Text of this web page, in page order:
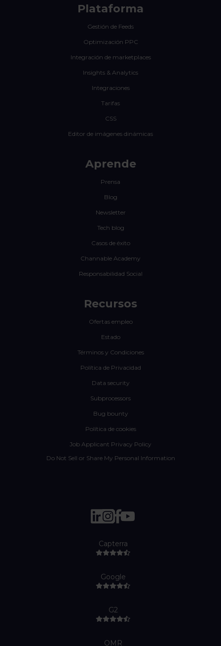
Plataforma
Gestión de Feeds
Optimización PPC
Integración de marketplaces
Insights & Analytics
Integraciones
Tarifas
CSS
Editor de imágenes dinámicas
Aprende
Prensa
Blog
Newsletter
Tech blog
Casos de éxito
Channable Academy
Responsabilidad Social
Recursos
Ofertas empleo
Estado
Términos y Condiciones
Política de Privacidad
Data security
Subprocessors
Bug bounty
Política de cookies
Job Applicant Privacy Policy
Do Not Sell or Share My Personal Information
Capterra
Google
G2
OMR